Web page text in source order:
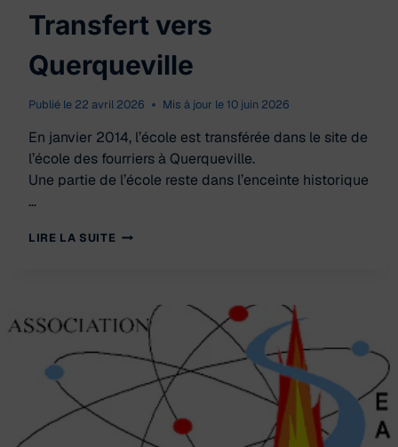
Transfert vers
Querqueville
Publié le 22 avril 2026 Mis à jour le 10 juin 2026
En janvier 2014, l’école est transférée dans le site de
l’école des fourriers à Querqueville.
Une partie de l’école reste dans l’enceinte historique
…
LIRE LA SUITE TRANSFERT